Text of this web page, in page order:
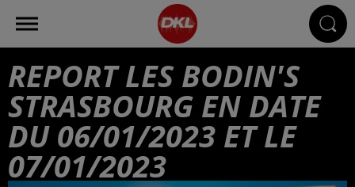
REPORT LES BODIN'S
STRASBOURG EN DATE
DU 06/01/2023 ET LE
07/01/2023